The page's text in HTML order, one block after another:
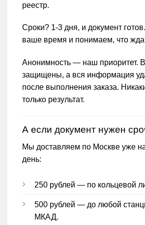
реестр.
Сроки? 1-3 дня, и документ
ваше время и понимаем, что
Анонимность — наш приоритет.
защищены, а вся информация
после выполнения заказа.
только результат.
А если документ нужен
Мы доставляем по Москве уже
день:
250 рублей — по кольцевой
500 рублей — до любой
МКАД.